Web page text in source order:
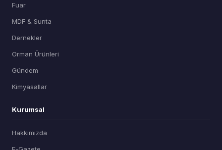
Fuar
MDF & Sunta
Dernekler
Orman Ürünleri
Gündem
Kimyasallar
Kurumsal
Hakkımızda